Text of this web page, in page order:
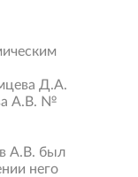
Д.А.
А.В. №
А.В. был
него